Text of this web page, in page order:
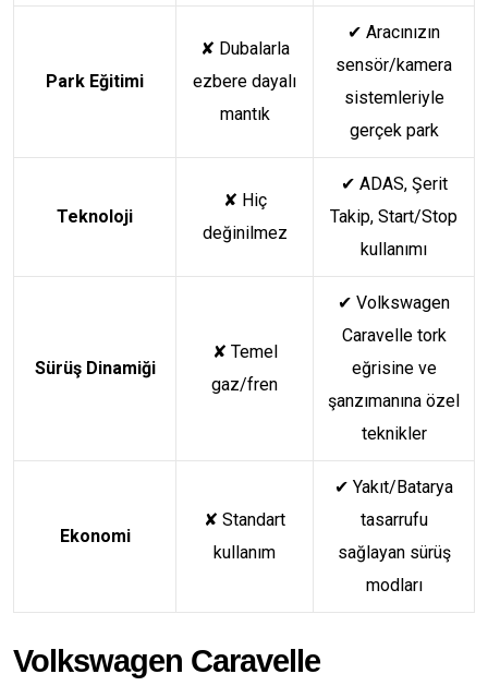
Park Eğitimi
✘ Dubalarla
ezbere dayalı
mantık
✔ Aracınızın
sensör/kamera
sistemleriyle
gerçek park
Teknoloji
✘ Hiç
değinilmez
✔ ADAS, Şerit
Takip, Start/Stop
kullanımı
Sürüş Dinamiği
✘ Temel
gaz/fren
✔ Volkswagen
Caravelle tork
eğrisine ve
şanzımanına özel
teknikler
Ekonomi
✘ Standart
kullanım
✔ Yakıt/Batarya
tasarrufu
sağlayan sürüş
modları
Volkswagen Caravelle